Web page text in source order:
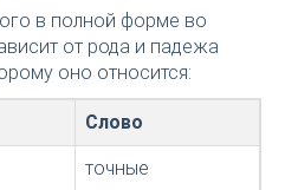
в полной форме во
от рода и падежа
оно относится:
Слово
точные